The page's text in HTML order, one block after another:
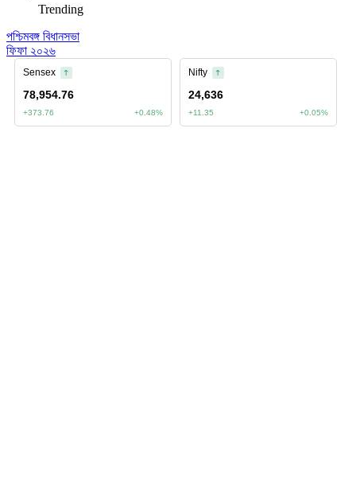
Trending
পশ্চিমবঙ্গ বিধানসভা
ফিফা ২০২৬